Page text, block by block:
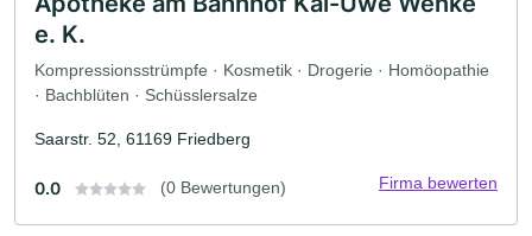
e. K.
Kompressionsstrümpfe · Kosmetik · Drogerie · Homöopathie
· Bachblüten · Schüsslersalze
Saarstr. 52, 61169 Friedberg
0.0 (0 Bewertungen) Firma bewerten